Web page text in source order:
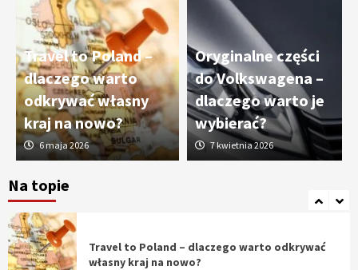
Travel to Poland –
dlaczego warto
odkrywać własny
kraj na nowo?
6 maja 2026
Oryginalne części
do Volkswagena –
dlaczego warto je
wybierać?
7 kwietnia 2026
Na topie
3
obróbki materiałów
4
Czy sztuczna inteligencja wyprze pracę
geodety w przyszłości?
5
Tworzenie aplikacji internetowych – jak
Travel to Poland – dlaczego warto odkrywać
własny kraj na nowo?